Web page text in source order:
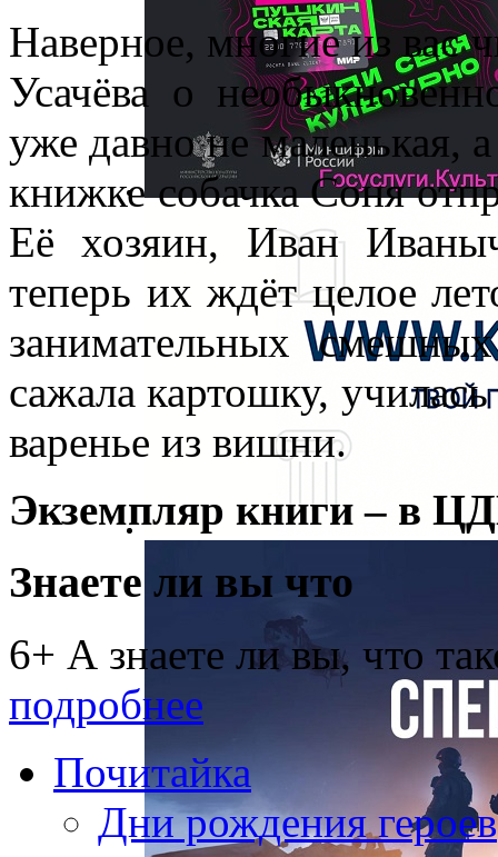
Наверное, многие из вас
Усачёва о
уже давно не маленькая,
книжке собачка Соня
Её хозяин, Иван
теперь их ждёт целое
занимательных
сажала картошку,
варенье из вишни.
Экземпляр книги – в
Знаете ли вы что
6+ А знаете ли вы, что
подробнее
Почитайка
Дни рождения героев